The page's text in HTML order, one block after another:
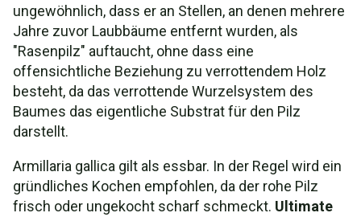
ungewöhnlich, dass er an Stellen, an denen mehrere
Jahre zuvor Laubbäume entfernt wurden, als
"Rasenpilz" auftaucht, ohne dass eine
offensichtliche Beziehung zu verrottendem Holz
besteht, da das verrottende Wurzelsystem des
Baumes das eigentliche Substrat für den Pilz
darstellt.
Armillaria gallica gilt als essbar. In der Regel wird ein
gründliches Kochen empfohlen, da der rohe Pilz
frisch oder ungekocht scharf schmeckt. Ultimate